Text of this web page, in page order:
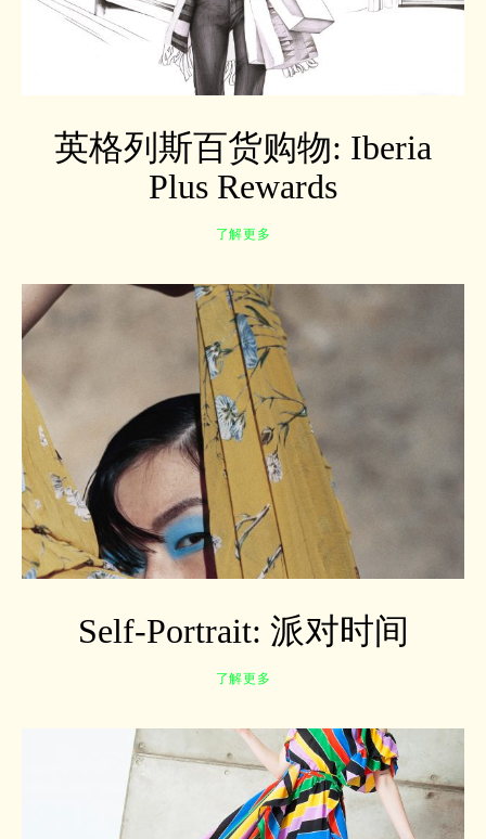
英格列斯百货购物: Iberia
Plus Rewards
了解更多
Self-Portrait: 派对时间
了解更多